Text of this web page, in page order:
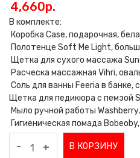
4,660p.
В комплекте:
Коробка Case, подарочная,
Полотенце Soft Me Light,
Щетка для сухого массажа
Расческа массажная Vihri,
Соль для ванны Feeria в банке,
Щетка для педикюра с пемзой
Мыло ручной работы
Гигиеническая помада
- + В КОРЗИНУ